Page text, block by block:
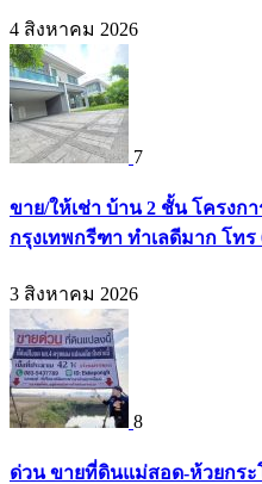
4 สิงหาคม 2026
7
ขาย/ให้เช่า บ้าน 2 ชั้น โครงก
กรุงเทพกรีฑา ทำเลดีมาก โทร
3 สิงหาคม 2026
8
ด่วน ขายที่ดินแม่สอด-ห้วยกร